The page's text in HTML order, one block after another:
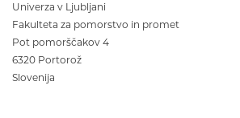
Univerza v Ljubljani
Fakulteta za pomorstvo in promet
Pot pomorščakov 4
6320 Portorož
Slovenija